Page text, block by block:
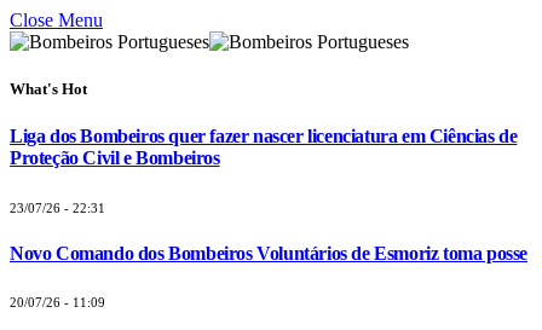
Close Menu
What's Hot
Liga dos Bombeiros quer fazer nascer licenciatura em Ciências de
Proteção Civil e Bombeiros
23/07/26 - 22:31
Novo Comando dos Bombeiros Voluntários de Esmoriz toma posse
20/07/26 - 11:09